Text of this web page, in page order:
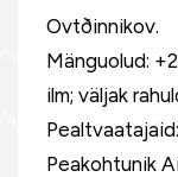
Ovtðinnikov.
Mänguolud:
ilm; väljak
Peakohtunik